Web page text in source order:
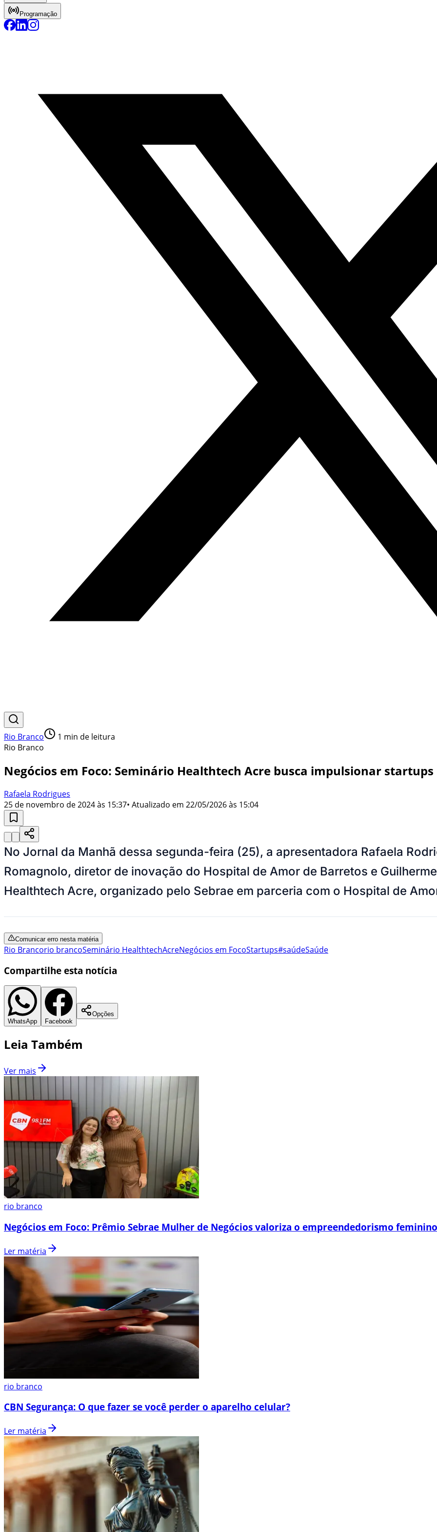
Programação
Rio Branco 1 min de leitura
Rio Branco
Negócios em Foco: Seminário Healthtech Acre busca impulsionar
Rafaela Rodrigues
25 de novembro de 2024 às 15:37• Atualizado em 22/05/2026 às 15:04
No Jornal da Manhã dessa segunda-feira (25), a apresentadora Rafaela
Romagnolo, diretor de inovação do Hospital de Amor de Barretos e
Healthtech Acre, organizado pelo Sebrae em parceria com o Hospital de
Comunicar erro nesta matéria
Rio Brancorio brancoSeminário HealthtechAcreNegócios em FocoStartups#saúdeSaúde
Compartilhe esta notícia
WhatsApp Facebook
Opções
Leia Também
Ver mais
rio branco
Negócios em Foco: Prêmio Sebrae Mulher de Negócios valoriza o empreendedorismo feminino
Ler matéria
rio branco
CBN Segurança: O que fazer se você perder o aparelho celular?
Ler matéria